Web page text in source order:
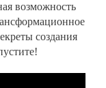
возможность
создания